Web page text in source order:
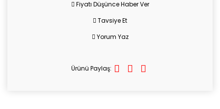
Fiyatı Düşünce Haber Ver
Tavsiye Et
Yorum Yaz
Ürünü Paylaş: